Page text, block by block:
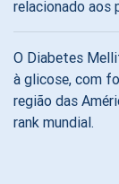
relacionado aos
O Diabetes
à glicose, com
região das
rank mundial.